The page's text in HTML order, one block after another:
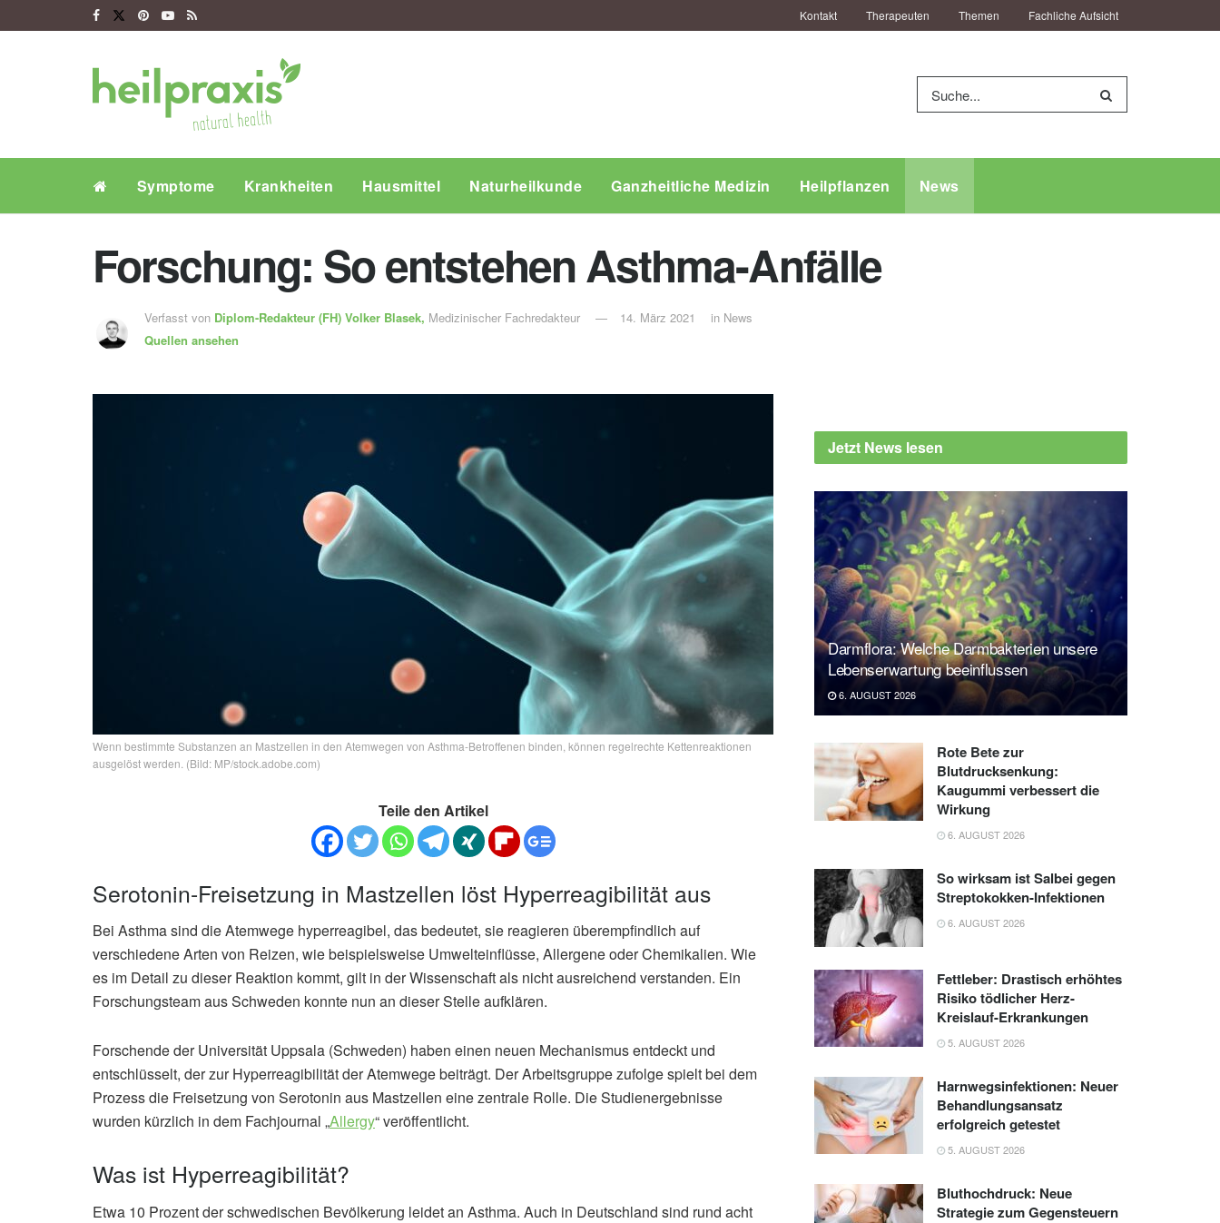
Kontakt Therapeuten Themen Fachliche Aufsicht
Symptome Krankheiten Hausmittel Naturheilkunde Ganzheitliche Medizin Heilpflanzen News
Forschung: So entstehen Asthma-Anfälle
Verfasst von Diplom-Redakteur (FH) Volker Blasek, Medizinischer Fachredakteur
Quellen ansehen
14. März 2021 in News
Wenn bestimmte Substanzen an Mastzellen in den Atemwegen von Asthma-Betroffenen binden, können regelrechte Kettenreaktionen
ausgelöst werden. (Bild: MP/stock.adobe.com)
Teile den Artikel
Serotonin-Freisetzung in Mastzellen löst Hyperreagibilität aus
Bei Asthma sind die Atemwege hyperreagibel, das bedeutet, sie reagieren überempfindlich auf
verschiedene Arten von Reizen, wie beispielsweise Umwelteinflüsse, Allergene oder Chemikalien. Wie
es im Detail zu dieser Reaktion kommt, gilt in der Wissenschaft als nicht ausreichend verstanden. Ein
Forschungsteam aus Schweden konnte nun an dieser Stelle aufklären.
Forschende der Universität Uppsala (Schweden) haben einen neuen Mechanismus entdeckt und
entschlüsselt, der zur Hyperreagibilität der Atemwege beiträgt. Der Arbeitsgruppe zufolge spielt bei dem
Prozess die Freisetzung von Serotonin aus Mastzellen eine zentrale Rolle. Die Studienergebnisse
wurden kürzlich in dem Fachjournal „Allergy“ veröffentlicht.
Was ist Hyperreagibilität?
Etwa 10 Prozent der schwedischen Bevölkerung leidet an Asthma. Auch in Deutschland sind rund acht
Jetzt News lesen
Darmflora: Welche Darmbakterien unsere
Lebenserwartung beeinflussen
6. AUGUST 2026
Rote Bete zur
Blutdrucksenkung:
Kaugummi verbessert die
Wirkung
6. AUGUST 2026
So wirksam ist Salbei gegen
Streptokokken-Infektionen
6. AUGUST 2026
Fettleber: Drastisch erhöhtes
Risiko tödlicher Herz-
Kreislauf-Erkrankungen
5. AUGUST 2026
Harnwegsinfektionen: Neuer
Behandlungsansatz
erfolgreich getestet
5. AUGUST 2026
Bluthochdruck: Neue
Strategie zum Gegensteuern